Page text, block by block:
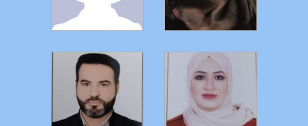
التفاصيل التفاصيل